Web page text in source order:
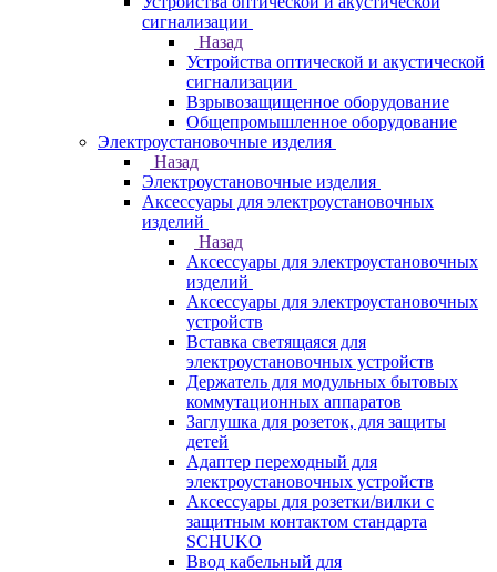
сигнализации
Назад
Устройства оптической и акустической
сигнализации
Взрывозащищенное оборудование
Общепромышленное оборудование
Электроустановочные изделия
Назад
Электроустановочные изделия
Аксессуары для электроустановочных
изделий
Назад
Аксессуары для электроустановочных
изделий
Аксессуары для электроустановочных
устройств
Вставка светящаяся для
электроустановочных устройств
Держатель для модульных бытовых
коммутационных аппаратов
Заглушка для розеток, для защиты
детей
Адаптер переходный для
электроустановочных устройств
Аксессуары для розетки/вилки с
защитным контактом стандарта
SCHUKO
Ввод кабельный для